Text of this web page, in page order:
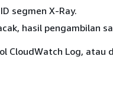
segmen X-Ray.
hasil pengambilan
CloudWatch Log, atau